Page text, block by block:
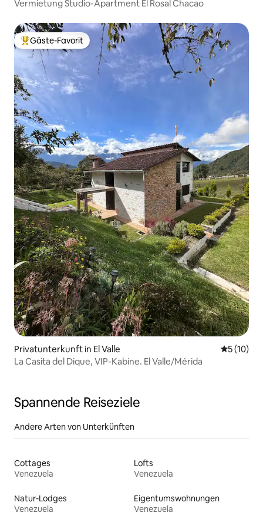
Vermietung Studio-Apartment El Rosal Chacao
Beliebter Gäste-Favorit.
Gäste-Favorit
Privatunterkunft in El Valle
5 (10)
La Casita del Dique, VIP-Kabine. El Valle/Mérida
Spannende Reiseziele
Andere Arten von Unterkünften
Cottages
Venezuela
Lofts
Venezuela
Natur-Lodges
Venezuela
Eigentumswohnungen
Venezuela